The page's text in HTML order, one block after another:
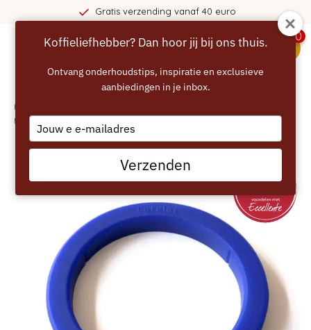
Gratis verzending vanaf 40 euro
0
Home
Faema Rocket Kees Isomac Quickmill etc
Koffieliefhebber? Dan hoor jij bij ons thuis.
Ontvang onderhoudstips, inspiratie en exclusieve
aanbiedingen in je inbox.
Type
your
email
Verzenden